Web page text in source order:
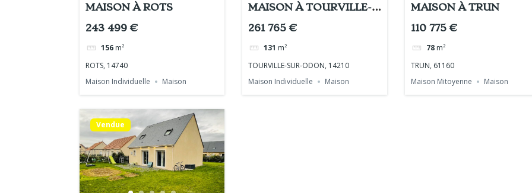
MAISON À ROTS
243 499 €
156 m²
ROTS, 14740
Maison Individuelle
Maison
MAISON À TOURVILLE-
SUR-ODON
261 765 €
131 m²
TOURVILLE-SUR-ODON, 14210
Maison Individuelle
Maison
MAISON À TRUN
110 775 €
78 m²
TRUN, 61160
Maison Mitoyenne
Maison
Vendue